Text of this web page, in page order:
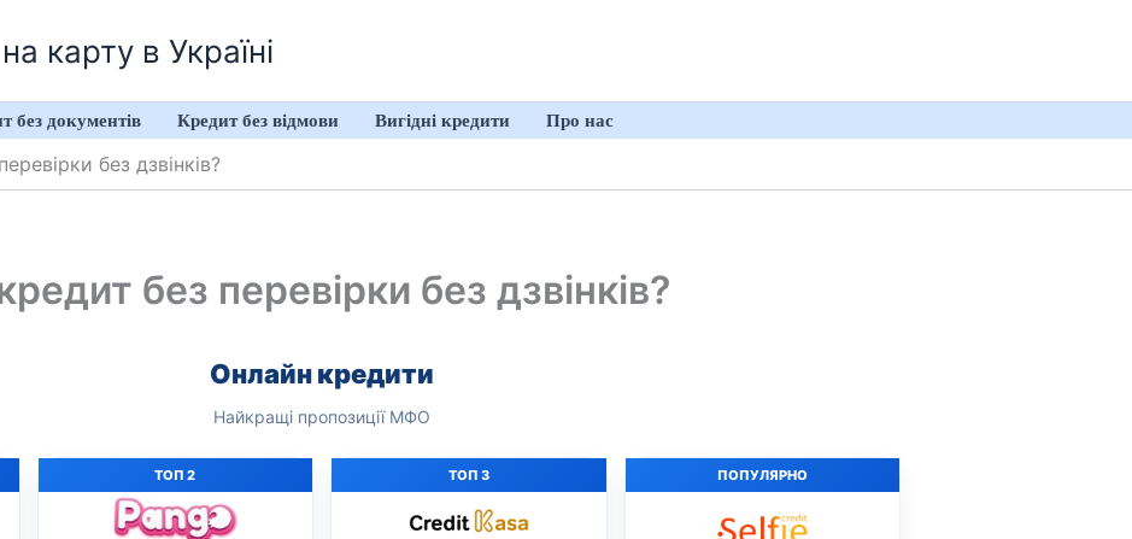
карту в Україні
без документів Кредит без відмови Вигідні кредити Про нас
без дзвінків?
без перевірки без дзвінків?
Онлайн кредити
Найкращі пропозиції МФО
ТОП 2 ТОП 3 ПОПУЛЯРНО